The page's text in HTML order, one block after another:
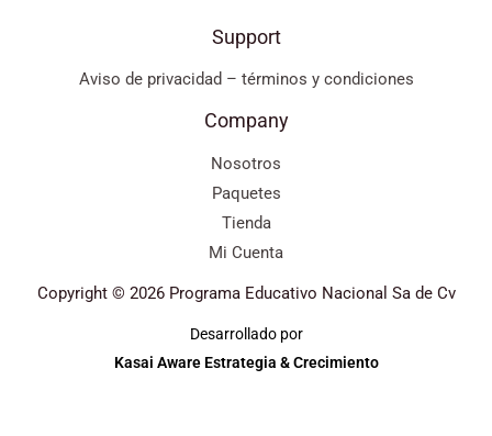
Support
Aviso de privacidad – términos y condiciones
Company
Nosotros
Paquetes
Tienda
Mi Cuenta
Copyright © 2026 Programa Educativo Nacional Sa de Cv
Desarrollado por
Kasai Aware Estrategia & Crecimiento